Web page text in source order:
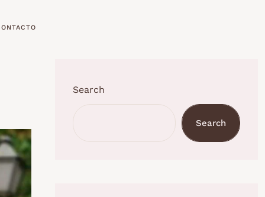
Search
Search